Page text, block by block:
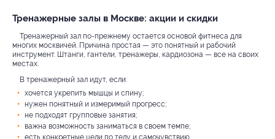
Тренажерные залы в Москве: акции и скидки
Тренажерный зал по-прежнему остается основой фитнеса для
многих москвичей. Причина простая — это понятный и рабочий
инструмент. Штанги, гантели, тренажеры, кардиозона — все на своих
местах.
В тренажерный зал идут, если:
хочется укрепить мышцы и спину;
нужен понятный и измеримый прогресс;
не подходят групповые занятия;
важна возможность заниматься в своем темпе;
есть конкретные цели по телу и самочувствию.